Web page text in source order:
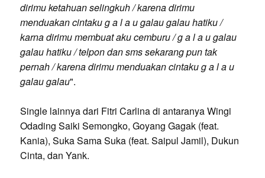
dirimu ketahuan selingkuh / karena dirimu
menduakan cintaku g a l a u galau galau hatiku /
karna dirimu membuat aku cemburu / g a l a u galau
galau hatiku / telpon dan sms sekarang pun tak
pernah / karena dirimu menduakan cintaku g a l a u
galau galau".
Single lainnya dari Fitri Carlina di antaranya Wingi
Odading Saiki Semongko, Goyang Gagak (feat.
Kania), Suka Sama Suka (feat. Saipul Jamil), Dukun
Cinta, dan Yank.